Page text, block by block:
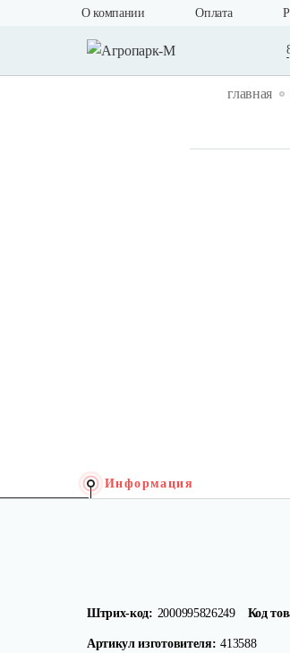
О компании Оплата
главная
Информация
Штрих-код: 2000995826249 Код
Артикул изготовителя: 413588